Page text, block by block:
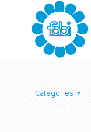
Categories